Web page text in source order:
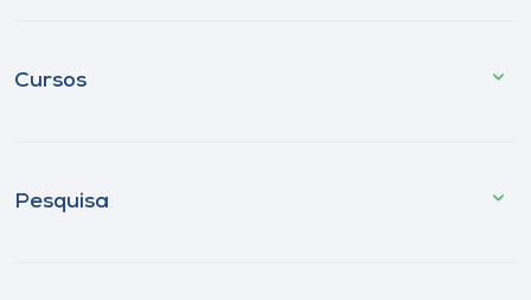
Cursos
Pesquisa